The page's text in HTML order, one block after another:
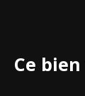
Ce bien